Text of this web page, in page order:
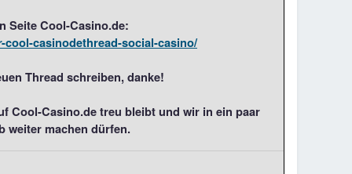
Seite Cool-Casino.de:
casinodethread-social-casino/
Thread schreiben, danke!
Cool-Casino.de treu bleibt und wir in ein paar
weiter machen dürfen.